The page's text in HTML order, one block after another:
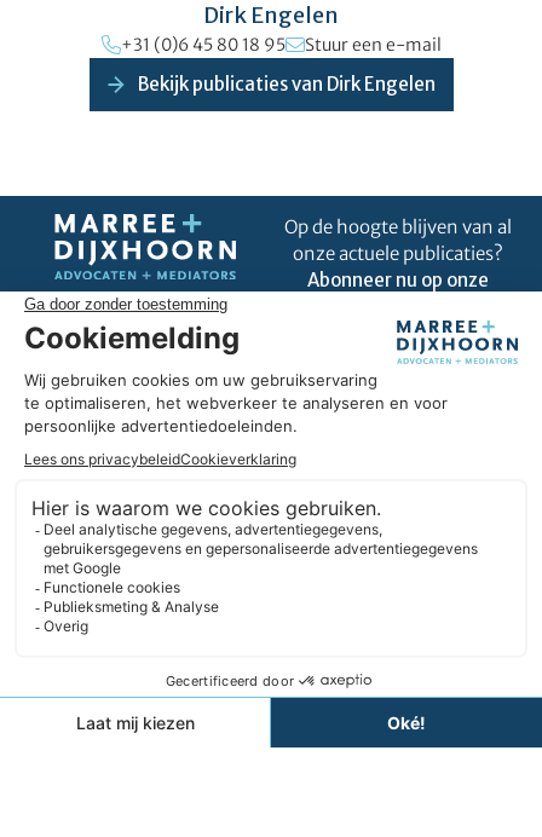
Dirk Engelen
+31 (0)6 45 80 18 95 Stuur een e-mail
Bekijk publicaties van Dirk Engelen
Op de hoogte blijven van al
onze actuele publicaties?
Abonneer nu op onze
Uitblinken in úw business
blinken in úw business. Wij hebben hart voor ondernemers en
we geloven in duurzame partnerships. Daarbij denken we
liever in oplossingen dan in belemmeringen. En we blijven
Expertises
Contact